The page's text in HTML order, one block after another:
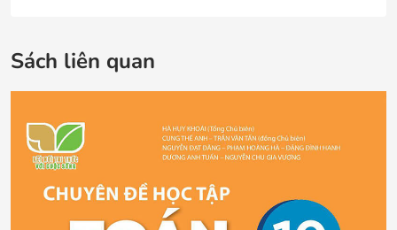
Sách liên quan